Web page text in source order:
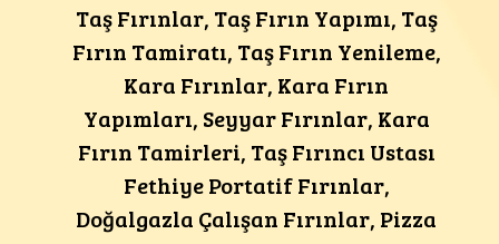
Taş Fırınlar, Taş Fırın Yapımı, Taş
Fırın Tamiratı, Taş Fırın Yenileme,
Kara Fırınlar, Kara Fırın
Yapımları, Seyyar Fırınlar, Kara
Fırın Tamirleri, Taş Fırıncı Ustası
Fethiye Portatif Fırınlar,
Doğalgazla Çalışan Fırınlar, Pizza